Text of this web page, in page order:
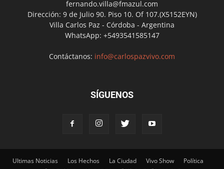
fernando.villa@fmazul.com
Dirección: 9 de Julio 90. Piso 10. Of 107.(X5152EYN)
Villa Carlos Paz - Córdoba - Argentina
WhatsApp: +5493541585147
Contáctanos: info@carlospazvivo.com
SÍGUENOS
Ultimas Noticias Los Hechos La Ciudad Vivo Show
Política